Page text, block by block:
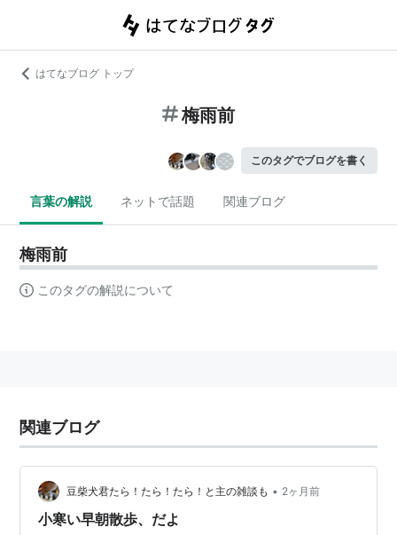
はてなブログ トップ
梅雨前
このタグでブログを書く
言葉の解説 ネットで話題 関連ブログ
梅雨前
このタグの解説について
関連ブログ
豆柴犬君たら！たら！たら！と主の雑談も • 2ヶ月前
小寒い早朝散歩、だよ